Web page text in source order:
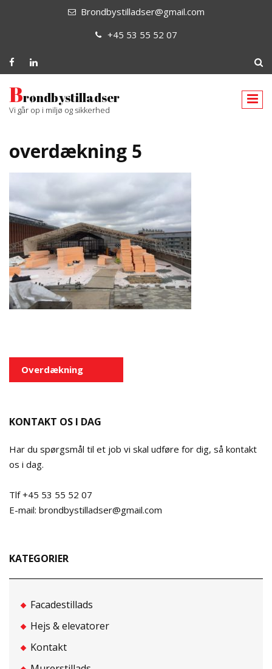
Brondbystilladser@gmail.com
+45 53 55 52 07
Brøndbystilladser
Vi går op i miljø og sikkerhed
overdækning 5
Indlægsnavigation
Overdækning
KONTAKT OS I DAG
Har du spørgsmål til et job vi skal udføre for dig, så kontakt
os i dag.
Tlf +45 53 55 52 07
E-mail: brondbystilladser@gmail.com
KATEGORIER
Facadestillads
Hejs & elevatorer
Kontakt